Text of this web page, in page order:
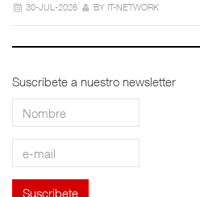
30-JUL-2026 BY IT-NETWORK
Suscríbete a nuestro newsletter